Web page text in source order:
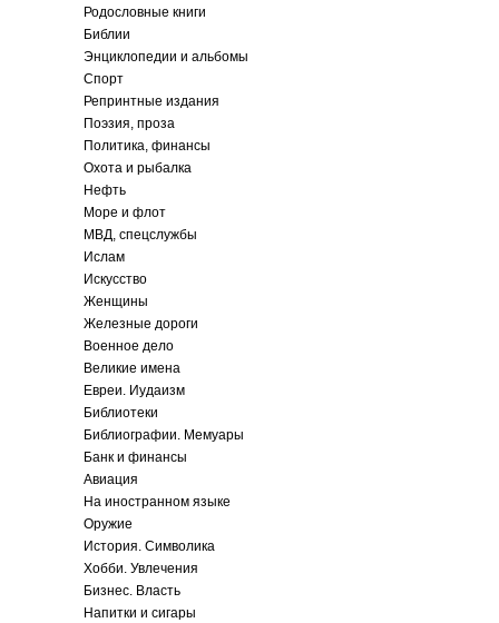
Родословные книги
Библии
Энциклопедии и альбомы
Спорт
Репринтные издания
Поэзия, проза
Политика, финансы
Охота и рыбалка
Нефть
Море и флот
МВД, спецслужбы
Ислам
Искусство
Женщины
Железные дороги
Военное дело
Великие имена
Евреи. Иудаизм
Библиотеки
Библиографии. Мемуары
Банк и финансы
Авиация
На иностранном языке
Оружие
История. Символика
Хобби. Увлечения
Бизнес. Власть
Напитки и сигары